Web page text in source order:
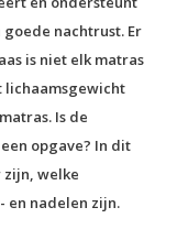
nachtrust. Er
is niet elk matras
lichaamsgewicht
Is de
opgave? In dit
zijn, welke
en nadelen zijn.